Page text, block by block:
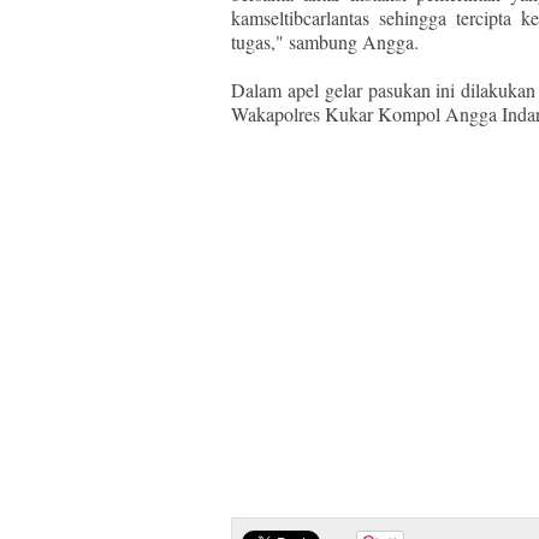
kamseltibcarlantas sehingga tercipta
tugas," sambung Angga.
Dalam apel gelar pasukan ini
Wakapolres Kukar Kompol Angga